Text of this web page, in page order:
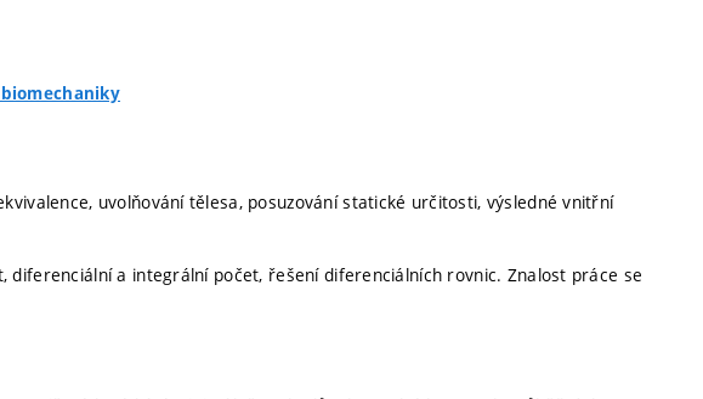
uvolňování tělesa, posuzování statické určitosti, výsledné vnitřní
diferenciální a integrální počet, řešení diferenciálních rovnic. Znalost práce se